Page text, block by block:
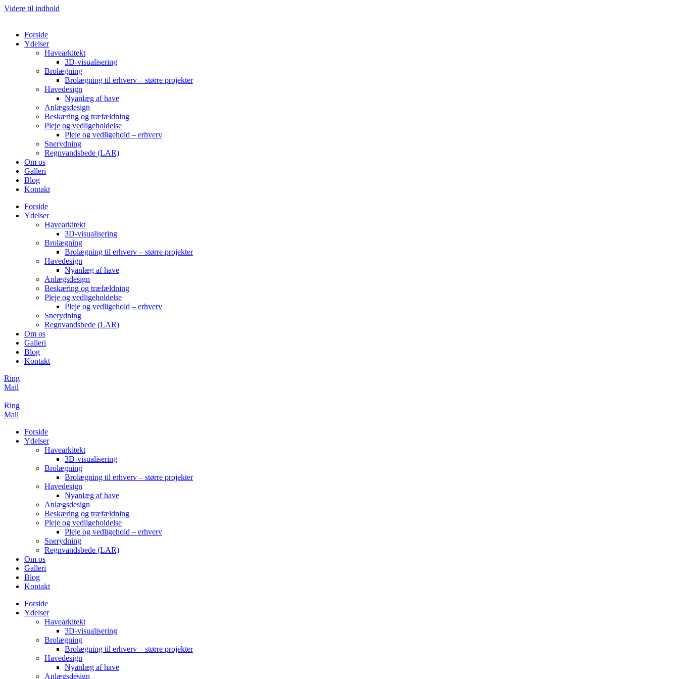
Videre til indhold
Forside
Ydelser
Havearkitekt
3D-visualisering
Brolægning
Brolægning til erhverv – større projekter
Havedesign
Nyanlæg af have
Anlægsdesign
Beskæring og træfældning
Pleje og vedligeholdelse
Pleje og vedligehold – erhverv
Snerydning
Regnvandsbede (LAR)
Om os
Galleri
Blog
Kontakt
Forside
Ydelser
Havearkitekt
3D-visualisering
Brolægning
Brolægning til erhverv – større projekter
Havedesign
Nyanlæg af have
Anlægsdesign
Beskæring og træfældning
Pleje og vedligeholdelse
Pleje og vedligehold – erhverv
Snerydning
Regnvandsbede (LAR)
Om os
Galleri
Blog
Kontakt
Ring
Mail
Ring
Mail
Forside
Ydelser
Havearkitekt
3D-visualisering
Brolægning
Brolægning til erhverv – større projekter
Havedesign
Nyanlæg af have
Anlægsdesign
Beskæring og træfældning
Pleje og vedligeholdelse
Pleje og vedligehold – erhverv
Snerydning
Regnvandsbede (LAR)
Om os
Galleri
Blog
Kontakt
Forside
Ydelser
Havearkitekt
3D-visualisering
Brolægning
Brolægning til erhverv – større projekter
Havedesign
Nyanlæg af have
Anlægsdesign